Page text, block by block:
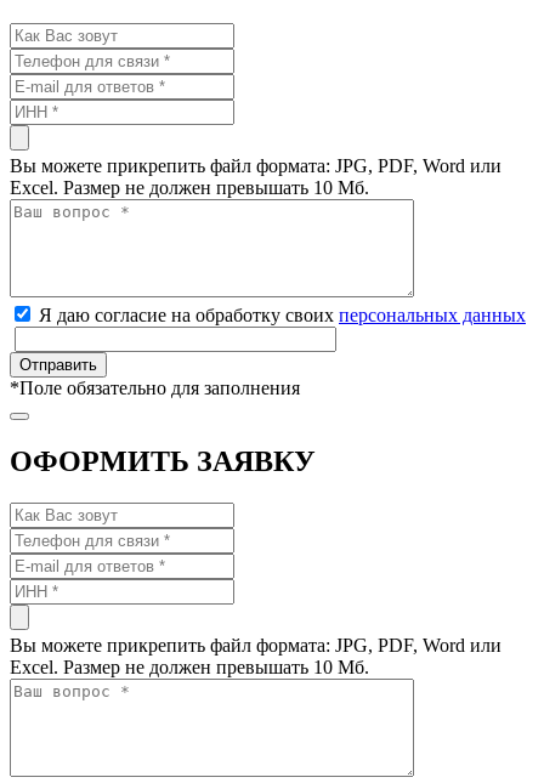
Вы можете прикрепить файл формата: JPG, PDF, Word или
Excel. Размер не должен превышать 10 Мб.
Я даю согласие на обработку своих персональных данных
*Поле обязательно для заполнения
ОФОРМИТЬ ЗАЯВКУ
Вы можете прикрепить файл формата: JPG, PDF, Word или
Excel. Размер не должен превышать 10 Мб.